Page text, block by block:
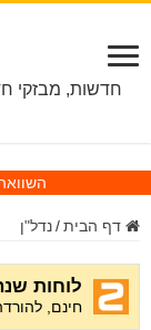
דף הבית / נדל"ן